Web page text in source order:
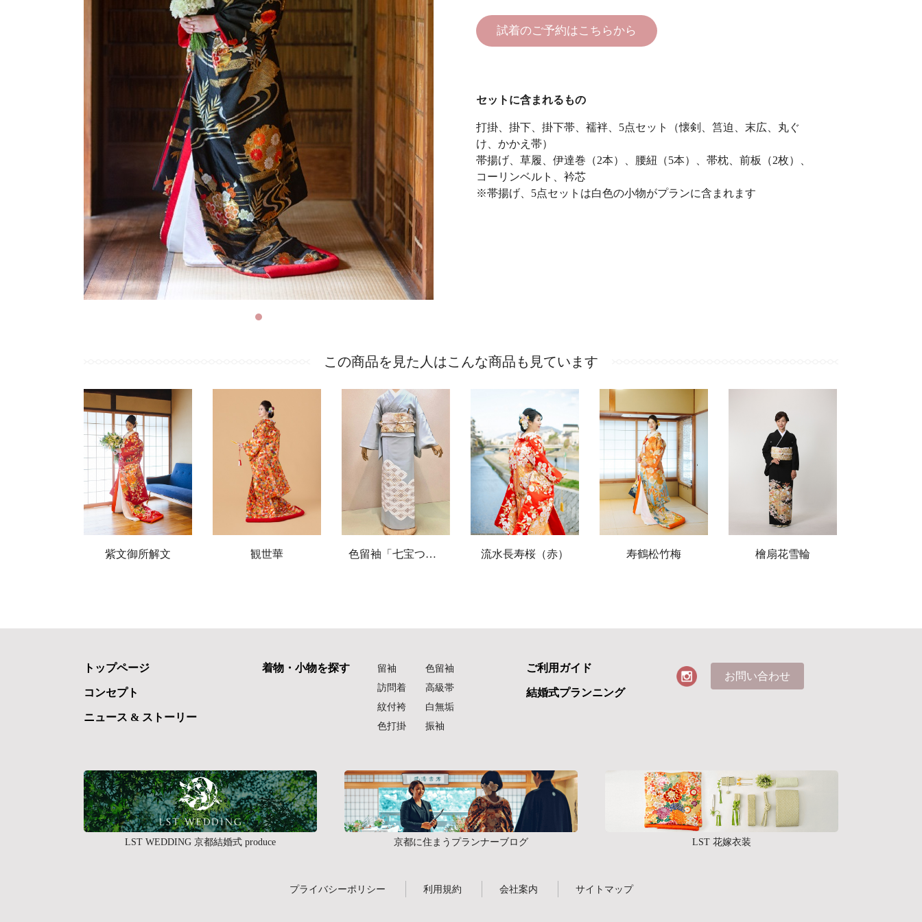
試着のご予約はこちらから
セットに含まれるもの
打掛、掛下、掛下帯、襦袢、5点セット（懐剣、筥迫、末広、丸ぐ
け、かかえ帯）
帯揚げ、草履、伊達巻（2本）、腰紐（5本）、帯枕、前板（2枚）、
コーリンベルト、衿芯
※帯揚げ、5点セットは白色の小物がプランに含まれます
この商品を見た人はこんな商品も見ています
紫文御所解文 観世華 色留袖「七宝つなぎ文様（ブルー） 流水長寿桜（赤） 寿鶴松竹梅 檜扇花雪輪
トップページ
コンセプト
ニュース & ストーリー
着物・小物を探す 留袖
色留袖
訪問着
高級帯
紋付袴
白無垢
色打掛
振袖
ご利用ガイド
結婚式プランニング
お問い合わせ
LST WEDDING 京都結婚式 produce 京都に住まうプランナーブログ LST 花嫁衣装
プライバシーポリシー 利用規約 会社案内 サイトマップ